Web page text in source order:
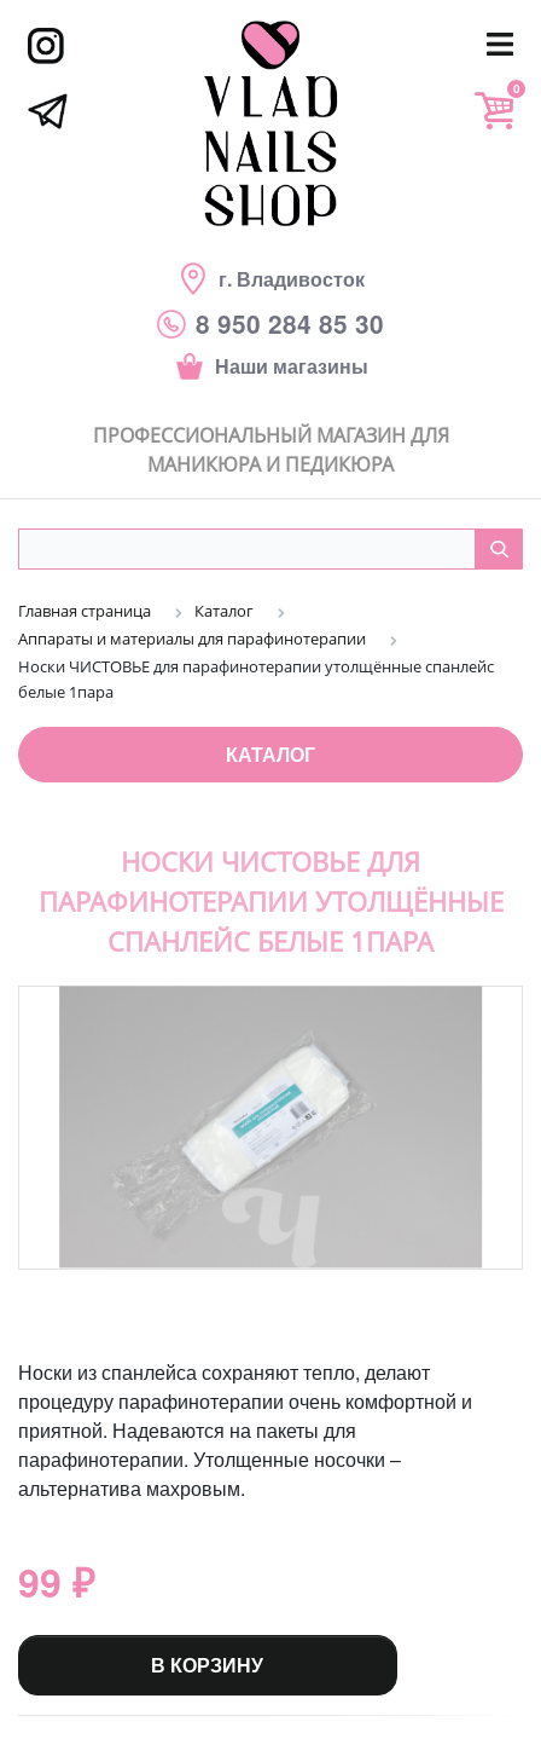
г. Владивосток
8 950 284 85 30
Наши магазины
0
ПРОФЕССИОНАЛЬНЫЙ МАГАЗИН ДЛЯ
МАНИКЮРА И ПЕДИКЮРА
Главная страница
Каталог
Аппараты и материалы для парафинотерапии
Носки ЧИСТОВЬЕ для парафинотерапии утолщённые спанлейс
белые 1пара
КАТАЛОГ
НОСКИ ЧИСТОВЬЕ ДЛЯ
ПАРАФИНОТЕРАПИИ УТОЛЩЁННЫЕ
СПАНЛЕЙС БЕЛЫЕ 1ПАРА
Носки из спанлейса сохраняют тепло, делают
процедуру парафинотерапии очень комфортной и
приятной. Надеваются на пакеты для
парафинотерапии. Утолщенные носочки –
альтернатива махровым.
99 ₽
В КОРЗИНУ